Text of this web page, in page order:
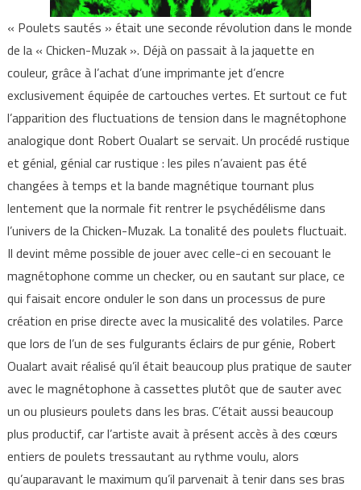
« Poulets sautés » était une seconde révolution dans le monde
de la « Chicken-Muzak ». Déjà on passait à la jaquette en
couleur, grâce à l’achat d’une imprimante jet d’encre
exclusivement équipée de cartouches vertes. Et surtout ce fut
l’apparition des fluctuations de tension dans le magnétophone
analogique dont Robert Oualart se servait. Un procédé rustique
et génial, génial car rustique : les piles n’avaient pas été
changées à temps et la bande magnétique tournant plus
lentement que la normale fit rentrer le psychédélisme dans
l’univers de la Chicken-Muzak. La tonalité des poulets fluctuait.
Il devint même possible de jouer avec celle-ci en secouant le
magnétophone comme un checker, ou en sautant sur place, ce
qui faisait encore onduler le son dans un processus de pure
création en prise directe avec la musicalité des volatiles. Parce
que lors de l’un de ses fulgurants éclairs de pur génie, Robert
Oualart avait réalisé qu’il était beaucoup plus pratique de sauter
avec le magnétophone à cassettes plutôt que de sauter avec
un ou plusieurs poulets dans les bras. C’était aussi beaucoup
plus productif, car l’artiste avait à présent accès à des cœurs
entiers de poulets tressautant au rythme voulu, alors
qu’auparavant le maximum qu’il parvenait à tenir dans ses bras